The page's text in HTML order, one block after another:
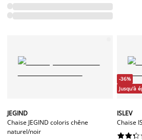
JEGIND
Chaise JEGIND coloris chêne
naturel/noir
-36%
Jusqu'à
ISLEV
Chaise



